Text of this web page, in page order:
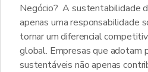
Negócio? A sustentabilidade
apenas uma responsabilidade
tornar um diferencial
global. Empresas que adotam
sustentáveis não apenas